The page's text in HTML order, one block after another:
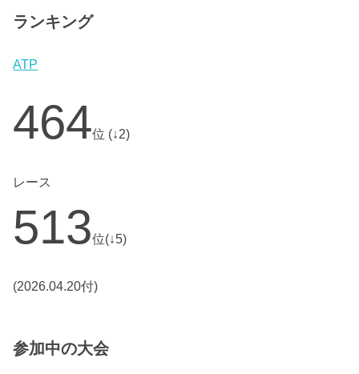
ランキング
ATP
464位 (↓2)
レース
513位(↓5)
(2026.04.20付)
参加中の大会